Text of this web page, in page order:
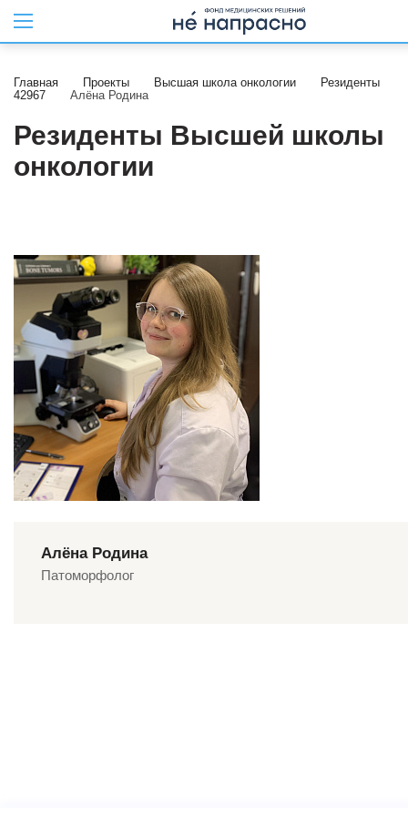
Главная Проекты Высшая школа онкологии
Резиденты
42967
Алёна Родина
Резиденты Высшей школы
онкологии
Алёна Родина
Патоморфолог